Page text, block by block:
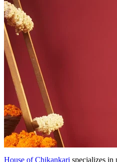
House of Chikankari specializes in